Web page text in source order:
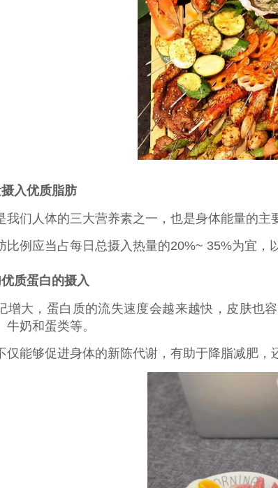
入优质脂肪
我们人体的三大营养素之一，也是身体能量的
比例应当占每日总摄入热量的20%~ 35%为宜，
质蛋白的摄入
增大，蛋白质的流失速度会越来越快，皮肤也
牛奶和蛋类等。
仅能够促进身体的新陈代谢，有助于降脂减肥，